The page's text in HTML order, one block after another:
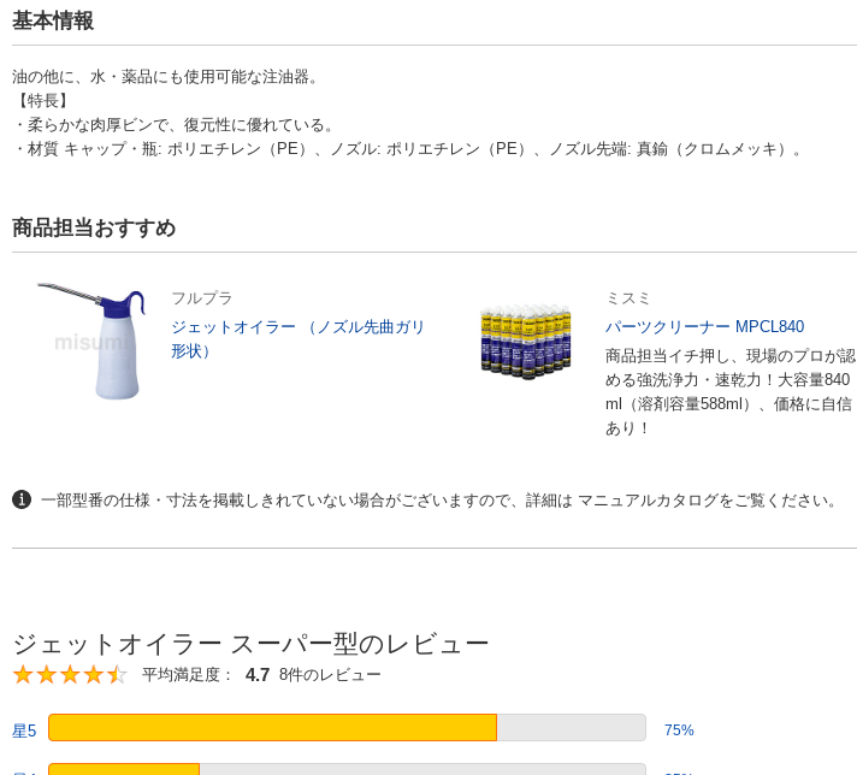
基本情報
油​の​他​に​、​水​・​薬​品にも使用可能な注油器。
【特長】
・​柔​ら​か​な​肉​厚​ビ​ン​で​、​復​元​性​に​優​れ​て​い​る。
・材質 ​キ​ャ​ッ​プ​・​瓶​:​ ポ​リ​エ​チ​レ​ン​（​P​E​）、ノ​ズ​ル: ​ポ​リ​エ​チ​レ​ン​（​P​E​）、​ノ​ズ​ル​先​端​: ​真​鍮​（​ク​ロ​ム​メ​ッ​キ​）。
商品担当おすすめ
フルプラ
ジェットオイラー （ノズル先曲ガリ
形状）
ミスミ
パーツクリーナー MPCL840
商品担当イチ押し、現場のプロが認
める強洗浄力・速乾力！大容量840
ml（溶剤容量588ml）、価格に自信
あり！
一部型番の仕様・寸法を掲載しきれていない場合がございますので、詳細は マニュアルカタログをご覧ください。
ジェットオイラー スーパー型のレビュー
4.7
平均満足度： 4.7 8件のレビュー
星5 75%